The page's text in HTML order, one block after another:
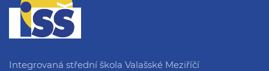
Integrovaná střední škola Valašské Meziříčí